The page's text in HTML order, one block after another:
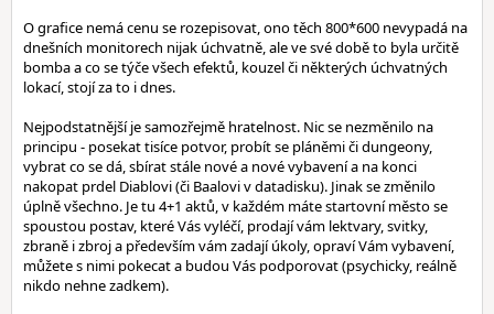
O grafice nemá cenu se rozepisovat, ono těch 800*600 nevypadá na
dnešních monitorech nijak úchvatně, ale ve své době to byla určitě
bomba a co se týče všech efektů, kouzel či některých úchvatných
lokací, stojí za to i dnes.
Nejpodstatnější je samozřejmě hratelnost. Nic se nezměnilo na
principu - posekat tisíce potvor, probít se pláněmi či dungeony,
vybrat co se dá, sbírat stále nové a nové vybavení a na konci
nakopat prdel Diablovi (či Baalovi v datadisku). Jinak se změnilo
úplně všechno. Je tu 4+1 aktů, v každém máte startovní město se
spoustou postav, které Vás vyléčí, prodají vám lektvary, svitky,
zbraně i zbroj a především vám zadají úkoly, opraví Vám vybavení,
můžete s nimi pokecat a budou Vás podporovat (psychicky, reálně
nikdo nehne zadkem).